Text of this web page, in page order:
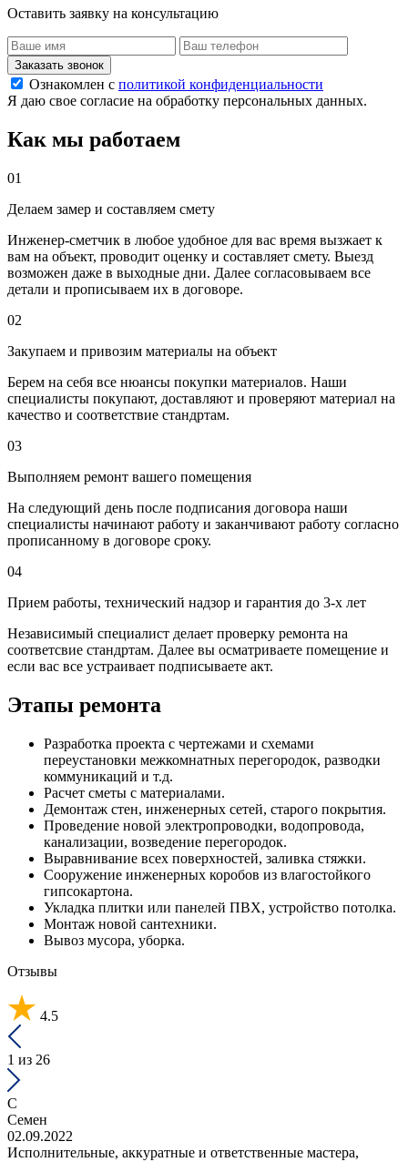
Оставить заявку на консультацию
Заказать звонок
Ознакомлен с политикой конфиденциальности
Я даю свое согласие на обработку персональных данных.
Как мы работаем
01
Делаем замер и составляем смету
Инженер-сметчик в любое удобное для вас время вызжает к
вам на объект, проводит оценку и составляет смету. Выезд
возможен даже в выходные дни. Далее согласовываем все
детали и прописываем их в договоре.
02
Закупаем и привозим материалы на объект
Берем на себя все нюансы покупки материалов. Наши
специалисты покупают, доставляют и проверяют материал на
качество и соответствие стандртам.
03
Выполняем ремонт вашего помещения
На следующий день после подписания договора наши
специалисты начинают работу и заканчивают работу согласно
прописанному в договоре сроку.
04
Прием работы, технический надзор и гарантия до 3-х лет
Независимый специалист делает проверку ремонта на
соответсвие стандртам. Далее вы осматриваете помещение и
если вас все устраивает подписываете акт.
Этапы ремонта
Разработка проекта с чертежами и схемами
переустановки межкомнатных перегородок, разводки
коммуникаций и т.д.
Расчет сметы с материалами.
Демонтаж стен, инженерных сетей, старого покрытия.
Проведение новой электропроводки, водопровода,
канализации, возведение перегородок.
Выравнивание всех поверхностей, заливка стяжки.
Сооружение инженерных коробов из влагостойкого
гипсокартона.
Укладка плитки или панелей ПВХ, устройство потолка.
Монтаж новой сантехники.
Вывоз мусора, уборка.
Отзывы
4.5
1 из 26
С
Семен
02.09.2022
Исполнительные, аккуратные и ответственные мастера,